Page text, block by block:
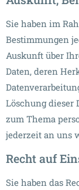
Sie haben im
Bestimmungen
Auskunft über
Daten, deren
Löschung dieser
zum Thema
jederzeit an uns
Recht auf
Sie haben das